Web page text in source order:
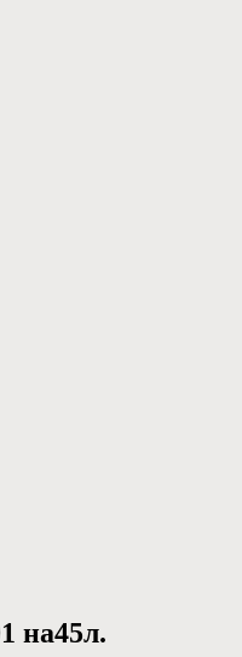
на45л.